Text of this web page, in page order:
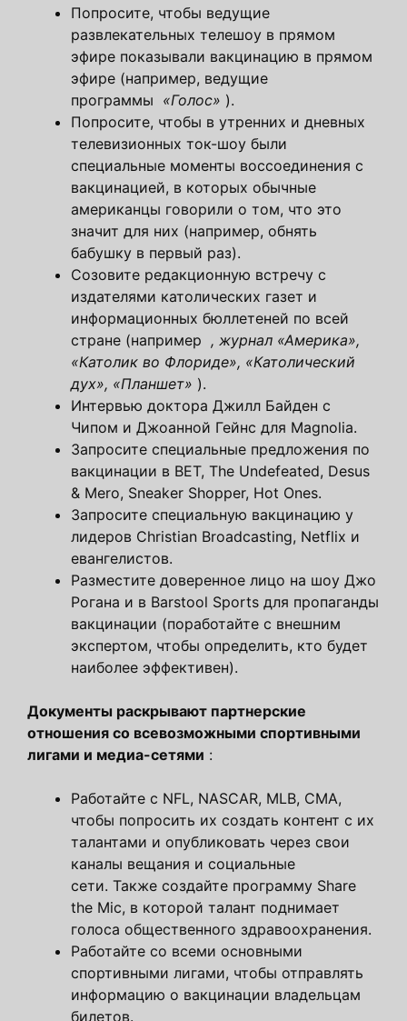
Попросите, чтобы ведущие
развлекательных телешоу в прямом
эфире показывали вакцинацию в прямом
эфире (например, ведущие
программы «Голос» ).
Попросите, чтобы в утренних и дневных
телевизионных ток-шоу были
специальные моменты воссоединения с
вакцинацией, в которых обычные
американцы говорили о том, что это
значит для них (например, обнять
бабушку в первый раз).
Созовите редакционную встречу с
издателями католических газет и
информационных бюллетеней по всей
стране (например , журнал «Америка»,
«Католик во Флориде», «Католический
дух», «Планшет» ).
Интервью доктора Джилл Байден с
Чипом и Джоанной Гейнс для Magnolia.
Запросите специальные предложения по
вакцинации в BET, The Undefeated, Desus
& Mero, Sneaker Shopper, Hot Ones.
Запросите специальную вакцинацию у
лидеров Christian Broadcasting, Netflix и
евангелистов.
Разместите доверенное лицо на шоу Джо
Рогана и в Barstool Sports для пропаганды
вакцинации (поработайте с внешним
экспертом, чтобы определить, кто будет
наиболее эффективен).
Документы раскрывают партнерские
отношения со всевозможными спортивными
лигами и медиа-сетями :
Работайте с NFL, NASCAR, MLB, CMA,
чтобы попросить их создать контент с их
талантами и опубликовать через свои
каналы вещания и социальные
сети. Также создайте программу Share
the Mic, в которой талант поднимает
голоса общественного здравоохранения.
Работайте со всеми основными
спортивными лигами, чтобы отправлять
информацию о вакцинации владельцам
билетов.